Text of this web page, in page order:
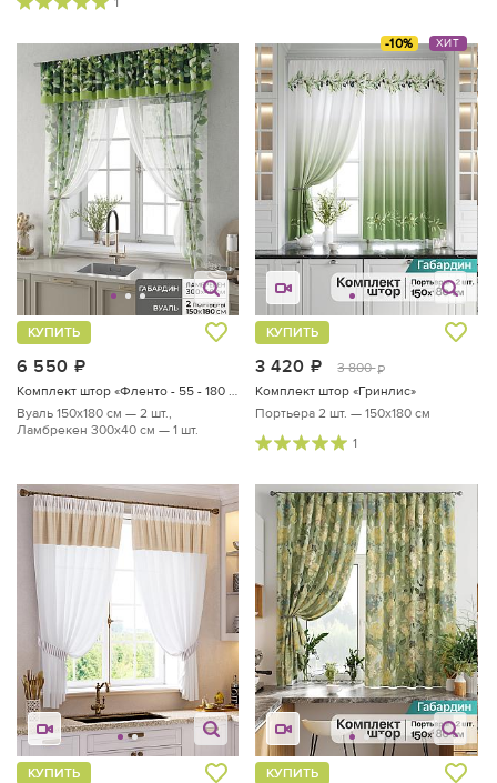
6 550
КУПИТЬ
Комплект штор «Фленто - 55 - 180 см»
Вуаль 150х180 см — 2 шт.,
Ламбрекен 300х40 см — 1 шт.
-10% ХИТ
3 420 руб.
3 800 руб.
КУПИТЬ
Комплект штор «Гринлис»
Портьера 2 шт. — 150х180 см
1
КУПИТЬ КУПИТЬ